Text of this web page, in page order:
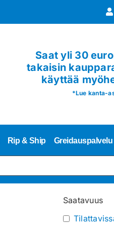
Saat yli 30
takaisin
käyttää
*Lue kanta-
Rip & Ship Greidauspalvelu
Saatavuus